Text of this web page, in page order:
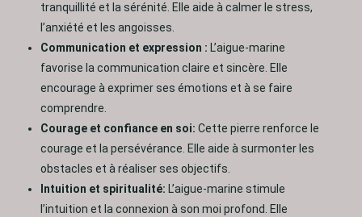
tranquillité et la sérénité. Elle aide à calmer le stress,
l’anxiété et les angoisses.
Communication et expression : L’aigue-marine
favorise la communication claire et sincère. Elle
encourage à exprimer ses émotions et à se faire
comprendre.
Courage et confiance en soi: Cette pierre renforce le
courage et la persévérance. Elle aide à surmonter les
obstacles et à réaliser ses objectifs.
Intuition et spiritualité: L’aigue-marine stimule
l’intuition et la connexion à son moi profond. Elle